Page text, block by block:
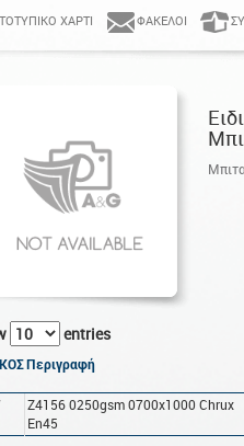
ΧΑΡΤΊ ΦΆΚΕΛΟΙ
entries
Περιγραφή
Z4156 0250gsm 0700x1000 Chrux
En45